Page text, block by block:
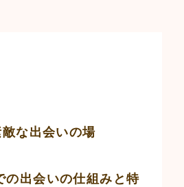
な出会いの場
の出会いの仕組みと特